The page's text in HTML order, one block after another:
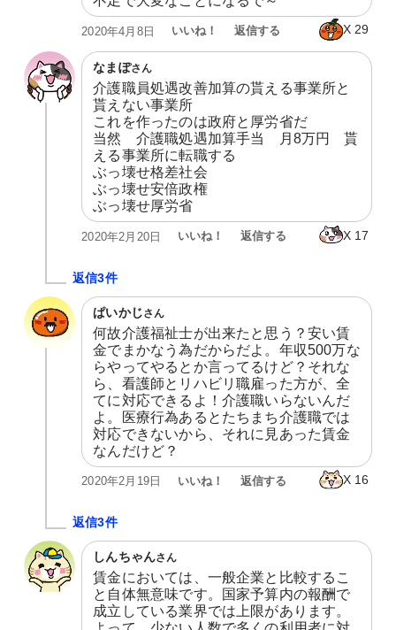
X29
2020年4月8日 いいね！ 返信する
なまぽさん
介護職員処遇改善加算の貰える事業所と
貰えない事業所
これを作ったのは政府と厚労省だ
当然　介護職処遇加算手当　月8万円　貰
える事業所に転職する
ぶっ壊せ格差社会
ぶっ壊せ安倍政権
ぶっ壊せ厚労省
X 17
2020年2月20日 いいね！ 返信する
返信3件
ぱいかじさん
何故介護福祉士が出来たと思う？安い賃
金でまかなう為だからだよ。年収500万な
らやってやるとか言ってるけど？それな
ら、看護師とリハビリ職雇った方が、全
てに対応できるよ！介護職いらないんだ
よ。医療行為あるとたちまち介護職では
対応できないから、それに見あった賃金
なんだけど？
X 16
2020年2月19日 いいね！ 返信する
返信3件
しんちゃんさん
賃金においては、一般企業と比較するこ
と自体無意味です。国家予算内の報酬で
成立している業界では上限があります。